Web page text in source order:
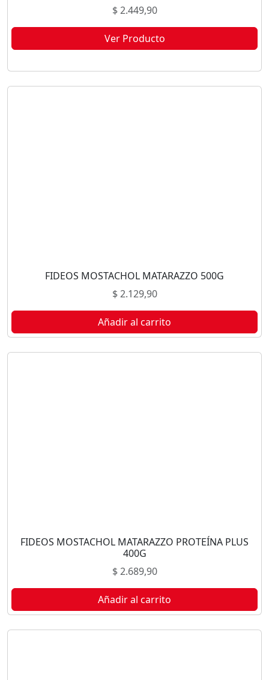
$2.449,90
Ver Producto
FIDEOS MOSTACHOL MATARAZZO 500G
$2.129,90
Añadir al carrito
FIDEOS MOSTACHOL MATARAZZO PROTEÍNA PLUS
400G
$2.689,90
Añadir al carrito